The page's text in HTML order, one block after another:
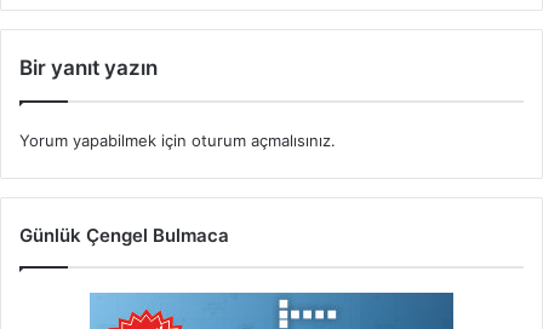
Bir yanıt yazın
Yorum yapabilmek için oturum açmalısınız.
Günlük Çengel Bulmaca